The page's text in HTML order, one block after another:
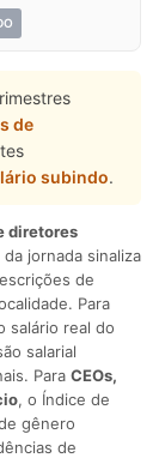
de
subindo.
diretores
jornada sinaliza
de
Para
salário real do
salarial
Para CEOs,
, o Índice de
gênero
de